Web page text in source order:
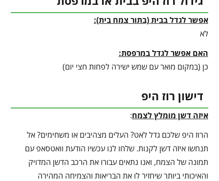
אפשר לגדל בבית (בתור צמח בית):
לא
האם אפשר לגדל במרפסת:
כן (במקום מואר עם שמש ישירה לפחות חצי יום)
דישון רוז היפ
איזה דשן מומלץ לצמח:
הרוז היפ שלכם גדל לאט? העלים מצהיבים או משחימים? אל
תנחשו איזה דשן לקנות. שלחו לנו עכשיו הודעת וואטסאפ עם
תמונה של הצמח, ואנו נתאים עבורו את הרכב הדשן המדויק
והאיכותי ביותר שיחזיר לו את הבריאות והצמיחה המהירה